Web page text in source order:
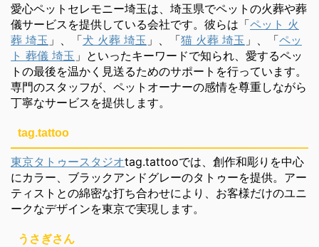
愛心ペットセレモニー埼玉は、埼玉県でペットの火葬や葬
儀サービスを提供している会社です。彼らは「ペット 火
葬 埼玉 」、「犬 火葬 埼玉 」、「猫 火葬 埼玉 」、「ペッ
ト 葬儀 埼玉 」といったキーワードで知られ、愛するペッ
トの最後を温かく見送るためのサポートを行っています。
専門のスタッフが、ペットオーナーの感情を尊重しながら
丁寧なサービスを提供します。
tag.tattoo
東京タトゥースタジオtag.tattooでは、創作和彫りを中心
にカラー、ブラックアンドグレーのタトゥーを提供。アー
ティストとの綿密な打ち合わせにより、お客様だけのユニ
ークなデザインを東京で実現します。
うさぎさん